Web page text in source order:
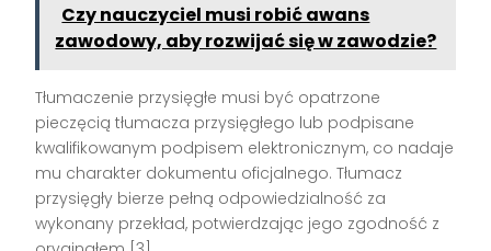
Czy nauczyciel musi robić awans
zawodowy, aby rozwijać się w zawodzie?
Tłumaczenie przysięgłe musi być opatrzone
pieczęcią tłumacza przysięgłego lub podpisane
kwalifikowanym podpisem elektronicznym, co nadaje
mu charakter dokumentu oficjalnego. Tłumacz
przysięgły bierze pełną odpowiedzialność za
wykonany przekład, potwierdzając jego zgodność z